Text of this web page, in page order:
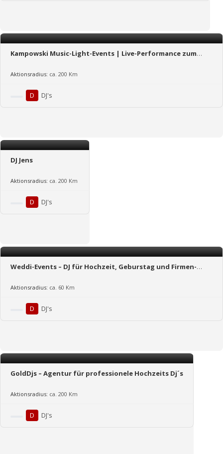
Kampowski Music-Light-Events | Live-Performance zum
Aktionsradius: ca. 200 Km
D DJ's
DJ Jens
Aktionsradius: ca. 200 Km
D DJ's
Weddi-Events – DJ für Hochzeit, Geburstag und Firmen-
Aktionsradius: ca. 60 Km
D DJ's
GoldDjs – Agentur für professionele Hochzeits Dj´s
Aktionsradius: ca. 200 Km
D DJ's